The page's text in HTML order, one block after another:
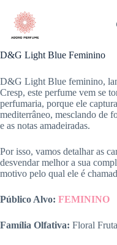
para
conteúdo
D&G Light Blue Feminino
D&G Light Blue feminino,
Cresp, este perfume vem se
perfumaria, porque ele
mediterrâneo, mesclando de
e as notas amadeiradas.
Por isso, vamos detalhar as
desvendar melhor a sua
motivo pelo qual ele é
Público Alvo: FEMININO
Família Olfativa: Floral